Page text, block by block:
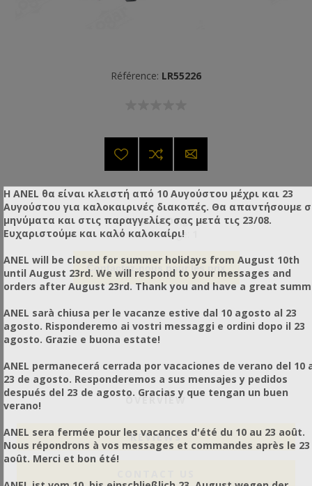
Référence: LR55226
Poids: 1,00 Kg
Items / Package:
Contactez-nous pour les prix
OVERVIEW
REVIEWS
Η ANEL θα είναι κλειστή από 10 Αυγούστου μέχρι και 23
Αυγούστου για καλοκαιρινές διακοπές. Θα απαντήσουμε
μηνύματα και στις παραγγελίες σας μετά τις 23/08.
Ευχαριστούμε και καλό καλοκαίρι!
ANEL will be closed for summer holidays from August 10th
until August 23rd. We will respond to your messages and
orders after August 23rd. Thank you and have a great
ANEL sarà chiusa per le vacanze estive dal 10 agosto al 23
agosto. Risponderemo ai vostri messaggi e ordini dopo il 23
agosto. Grazie e buona estate!
ANEL permanecerá cerrada por vacaciones de verano del 10
23 de agosto. Responderemos a sus mensajes y pedidos
después del 23 de agosto. Gracias y que tengan un buen
verano!
ANEL sera fermée pour les vacances d'été du 10 au 23 août.
Nous répondrons à vos messages et commandes après le 23
août. Merci et bon été!